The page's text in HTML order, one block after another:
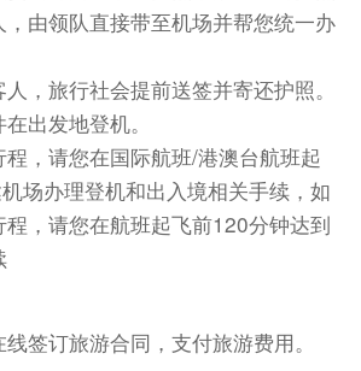
飘行，清新的微风拂面，闪耀的摩天
你将会飞越世界闻名的花园之都，
景色尽收眼底。经过一小时的御风
到可谓真正的自由。这座城市慢慢
已经梦想成真了。整个行程大约3-4
车到发射场，设置/包装气球，大约
然后开车回到出发地点。
客可参与协助工作人员一起安装/打
一个非常特别的体验。
空中飞行约1小时。因为飞行路线
因此我们不能保证能够飞越城市正
由领队直接带至机场并帮您统一办
，旅行社会提前送签并寄还护照。
出发地登机。
，请您在国际航班/港澳台航班起
场办理登机和出入境相关手续，如
，请您在航班起飞前120分钟达到
签订旅游合同，支付旅游费用。